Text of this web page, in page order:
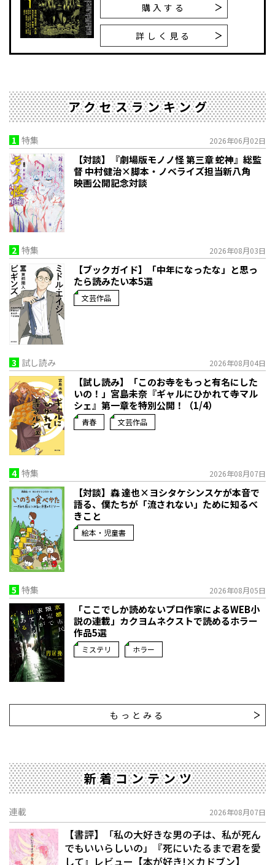
購入する
詳しく見る
アクセスランキング
1 特集 2026年06月02日
【対談】『劇場版モノノ怪 第三章 蛇神』総監
督 中村健治×脚本・ノベライズ担当新八角
映画公開記念対談
2 特集 2026年08月03日
【ブックガイド】「中年になったな」と思っ
たら読みたい本5選
文芸作品
3 試し読み 2026年08月04日
【試し読み】「このお寺をもっと有名にした
いの！」宮島未奈『ギャルにひかれて寺マル
シェ』第一章を特別公開！（1/4）
青春 文芸作品
4 特集 2026年08月07日
【対談】森 達也×ヨシタケシンスケが本音で
語る、僕たちが「流されない」ために知るべ
きこと
絵本・児童書
5 特集 2026年08月05日
「ここでしか読めないプロ作家によるWEB小
説の連載」――カクヨムネクストで読めるホラー
作品5選
ミステリ ホラー
もっとみる
新着コンテンツ
連載 2026年08月07日
【書評】「私の大好きな男の子は、私が死ん
でもいいらしいの」――『死にいたるまで君を愛
して』レビュー【本が好き!×カドブン】